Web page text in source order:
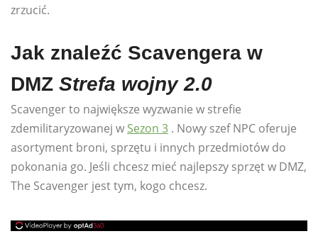
zrzucić.
Jak znaleźć Scavengera w
DMZ Strefa wojny 2.0
Scavenger to największe wyzwanie w strefie
zdemilitaryzowanej w Sezon 3 . Nowy szef NPC oferuje
asortyment broni, sprzętu i innych przedmiotów do
pokonania go. Jeśli chcesz mieć najlepszy sprzęt w DMZ,
The Scavenger jest tym, kogo chcesz.